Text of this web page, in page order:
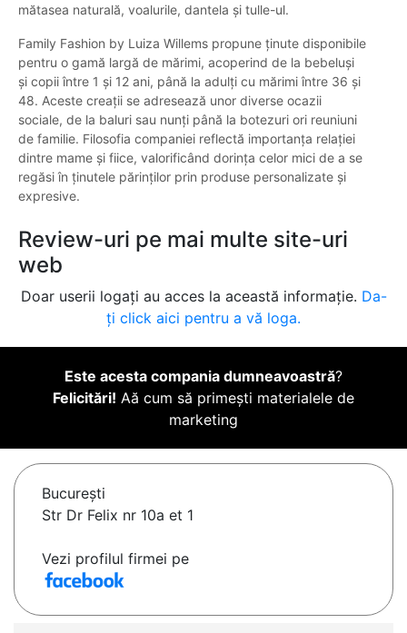
mătasea naturală, voalurile, dantela și tulle-ul.
Family Fashion by Luiza Willems propune ținute disponibile
pentru o gamă largă de mărimi, acoperind de la bebeluși
și copii între 1 și 12 ani, până la adulți cu mărimi între 36 și
48. Aceste creații se adresează unor diverse ocazii
sociale, de la baluri sau nunți până la botezuri ori reuniuni
de familie. Filosofia companiei reflectă importanța relației
dintre mame și fiice, valorificând dorința celor mici de a se
regăsi în ținutele părinților prin produse personalizate și
expresive.
Review-uri pe mai multe site-uri
web
Doar userii logați au acces la această informație. Da-
ți click aici pentru a vă loga.
Este acesta compania dumneavoastră?
Felicitări! Aă cum să primești materialele de
marketing
Bucureşti
Str Dr Felix nr 10a et 1
Vezi profilul firmei pe